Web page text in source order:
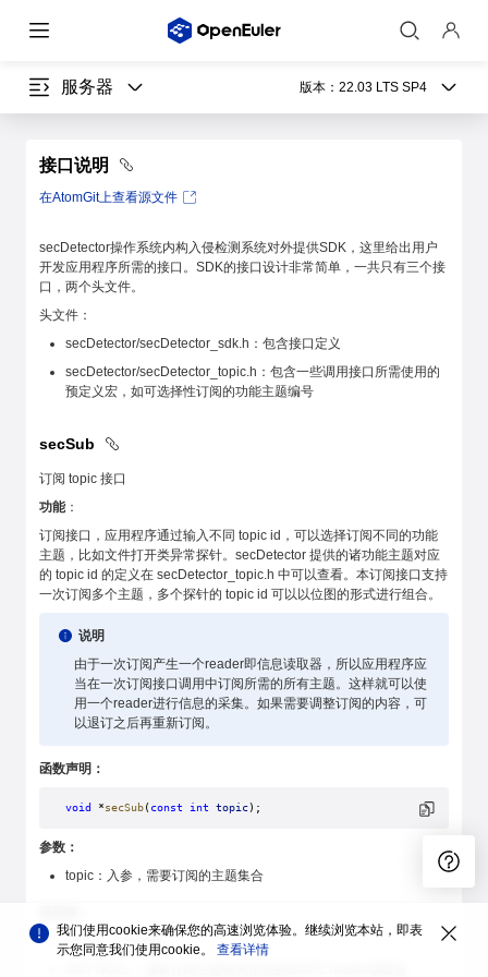
服务器 版本： 22.03 LTS SP4
接口说明
在AtomGit上查看源文件
secDetector操作系统内构入侵检测系统对外提供SDK，这里给出用户
开发应用程序所需的接口。SDK的接口设计非常简单，一共只有三个接
口，两个头文件。
头文件：
secDetector/secDetector_sdk.h：包含接口定义
secDetector/secDetector_topic.h：包含一些调用接口所需使用的
预定义宏，如可选择性订阅的功能主题编号
secSub
订阅 topic 接口
功能：
订阅接口，应用程序通过输入不同 topic id，可以选择订阅不同的功能
主题，比如文件打开类异常探针。secDetector 提供的诸功能主题对应
的 topic id 的定义在 secDetector_topic.h 中可以查看。本订阅接口支持
一次订阅多个主题，多个探针的 topic id 可以以位图的形式进行组合。
说明
由于一次订阅产生一个reader即信息读取器，所以应用程序应
当在一次订阅接口调用中订阅所需的所有主题。这样就可以使
用一个reader进行信息的采集。如果需要调整订阅的内容，可
以退订之后再重新订阅。
函数声明：
void *secSub(const int topic);
参数：
topic：入参，需要订阅的主题集合
NULL：订阅失败
我们使用cookie来确保您的高速浏览体验。继续浏览本站，即表
示您同意我们使用cookie。 查看详情